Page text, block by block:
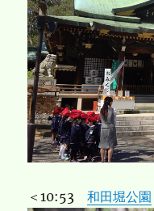
＜10:53和田堀公園